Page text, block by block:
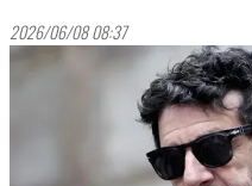
2026/06/08 08:37